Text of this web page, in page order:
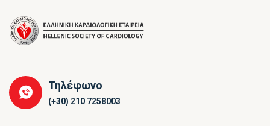
Τηλέφωνο
(+30) 210 7258003